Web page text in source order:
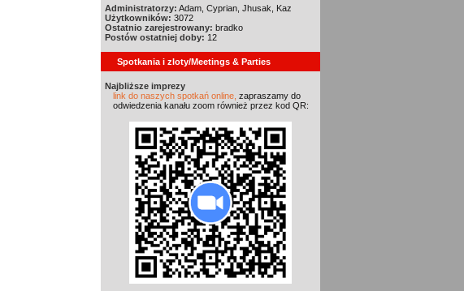
Administratorzy: Adam, Cyprian, Jhusak, Kaz
Użytkowników: 3072
Ostatnio zarejestrowany: bradko
Postów ostatniej doby: 12
Spotkania i zloty/Meetings & Parties
Najbliższe imprezy
link do naszych spotkań online, zapraszamy do
odwiedzenia kanału zoom również przez kod QR: